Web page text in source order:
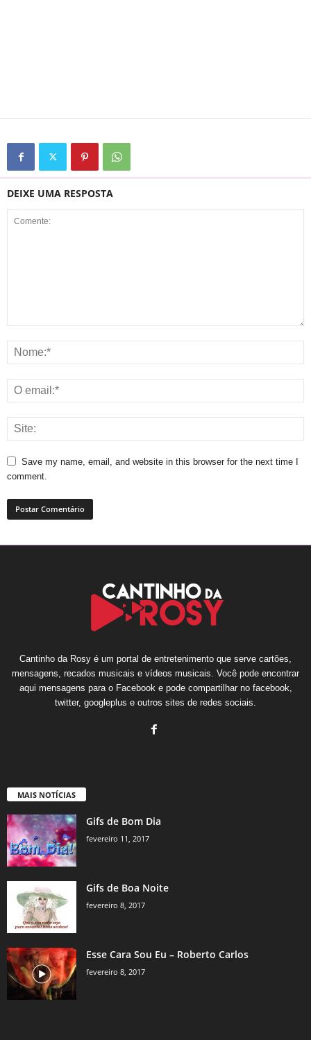
DEIXE UMA RESPOSTA
Save my name, email, and website in this browser for the next time I
comment.
Cantinho da Rosy é um portal de entretenimento que serve cartões,
mensagens, recados musicais e vídeos musicais. Você pode encontrar
aqui mensagens para o Facebook e pode compartilhar no facebook,
twitter, googleplus e outros sites de redes sociais.
MAIS NOTÍCIAS
Gifs de Bom Dia
fevereiro 11, 2017
Gifs de Boa Noite
fevereiro 8, 2017
Esse Cara Sou Eu – Roberto Carlos
fevereiro 8, 2017